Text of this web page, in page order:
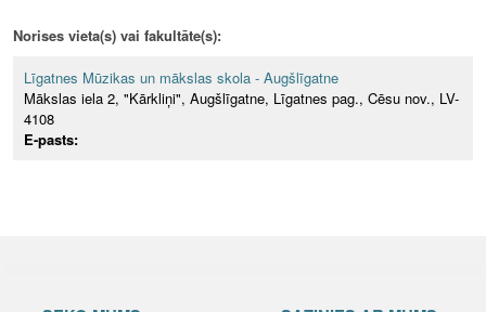
Norises vieta(s) vai fakultāte(s):
Līgatnes Mūzikas un mākslas skola - Augšlīgatne
Mākslas iela 2, "Kārkliņi", Augšlīgatne, Līgatnes pag., Cēsu nov., LV-
4108
E-pasts: